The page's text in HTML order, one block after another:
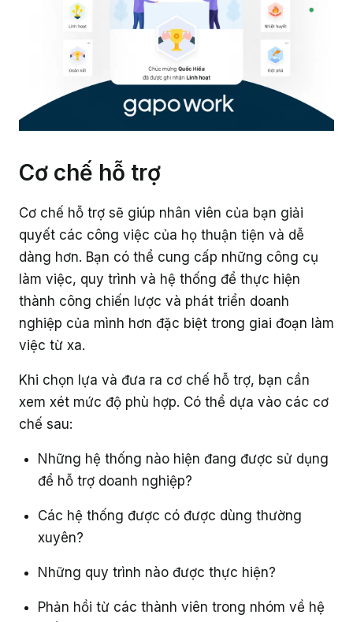
Cơ chế hỗ trợ
Cơ chế hỗ trợ sẽ giúp nhân viên của bạn giải
quyết các công việc của họ thuận tiện và dễ
dàng hơn. Bạn có thể cung cấp những công cụ
làm việc, quy trình và hệ thống để thực hiện
thành công chiến lược và phát triển doanh
nghiệp của mình hơn đặc biệt trong giai đoạn làm
việc từ xa.
Khi chọn lựa và đưa ra cơ chế hỗ trợ, bạn cần
xem xét mức độ phù hợp. Có thể dựa vào các cơ
chế sau:
Những hệ thống nào hiện đang được sử dụng
để hỗ trợ doanh nghiệp?
Các hệ thống được có được dùng thường
xuyên?
Những quy trình nào được thực hiện?
Phản hồi từ các thành viên trong nhóm về hệ